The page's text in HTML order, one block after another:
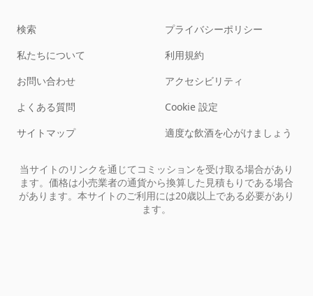
検索
私たちについて
お問い合わせ
よくある質問
サイトマップ
プライバシーポリシー
利用規約
アクセシビリティ
Cookie 設定
適度な飲酒を心がけましょう
当サイトのリンクを通じてコミッションを受け取る場合があり
ます。価格は小売業者の通貨から換算した見積もりである場合
があります。本サイトのご利用には20歳以上である必要があり
ます。